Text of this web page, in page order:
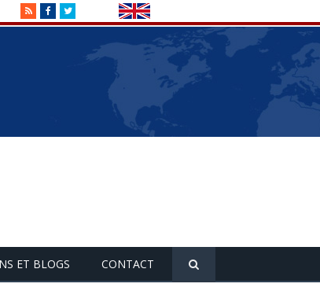
RSSFacebookTwitter
ET BLOGS CONTACT